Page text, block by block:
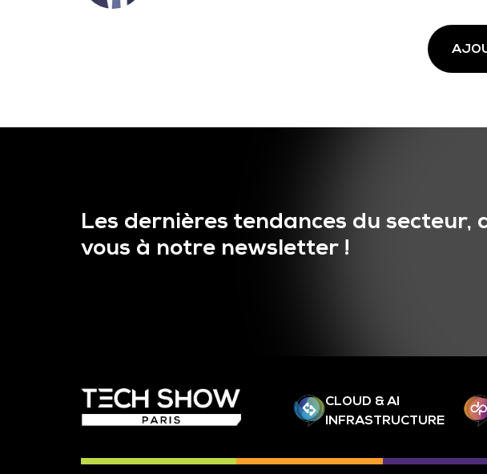
Les dernières tendances du
vous à notre newsletter !
CLOUD & AI
INFRASTRUCTURE